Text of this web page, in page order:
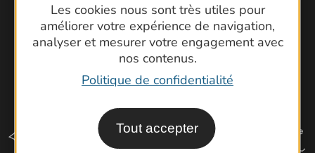
Les cookies nous sont très utiles pour
améliorer votre expérience de navigation,
analyser et mesurer votre engagement avec
nos contenus.
Politique de confidentialité
Tout accepter